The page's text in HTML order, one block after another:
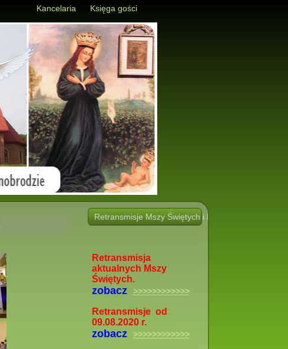
Kancelaria Księga gości
Retransmisje Mszy Świętych i Nabożeństw i innych
Retransmisja
aktualnych Mszy
Świętych.
zobacz >>>>>>>>>>>>
Retransmisje od
09.08.2020 r.
zobacz >>>>>>>>>>>>